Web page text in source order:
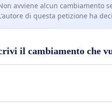
sonori che avvertano
rapido e pericoloso dei
avviene alcun cambiamento
di questa petizione ha
il cambiamento che